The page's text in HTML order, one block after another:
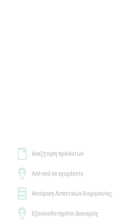
Αναζήτηση προϊόντων
Από πού να αγοράσετε
Ανεύρεση Λιπαντικών Βιομηχανίας
Εξουσιοδοτημένοι Διανομείς